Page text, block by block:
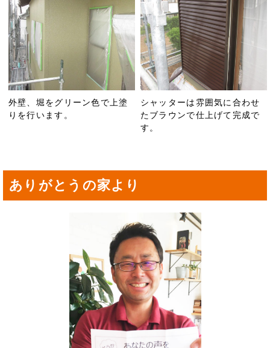
外壁、堀をグリーン色で上塗
りを行います。
シャッターは雰囲気に合わせ
たブラウンで仕上げて完成で
す。
ありがとうの家より